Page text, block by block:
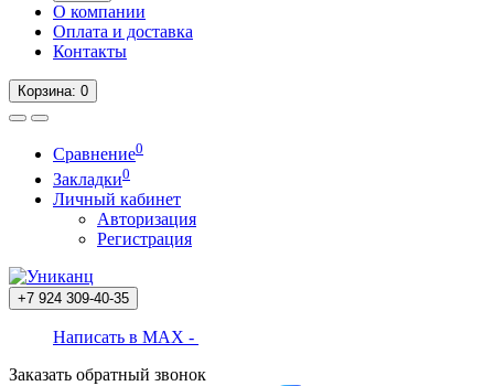
О компании
Оплата и доставка
Контакты
Корзина: 0
Сравнение0
Закладки0
Личный кабинет
Авторизация
Регистрация
+7 924 309-40-35
Написать в MAX -
Заказать обратный звонок